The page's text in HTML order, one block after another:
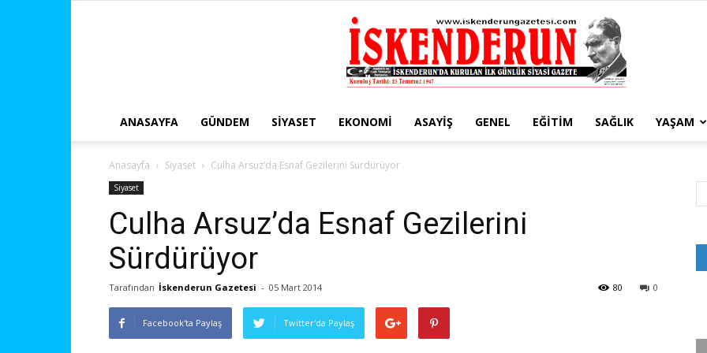
ANASAYFA GÜNDEM SIYASET EKONOMI ASAYIŞ GENEL EĞITIM SAĞLIK YAŞAM
Anasayfa Siyaset Culha Arsuz’da Esnaf Gezilerini Sürdürüyor
Siyaset
Culha Arsuz’da Esnaf Gezilerini
Sürdürüyor
Tarafından İskenderun Gazetesi - 05 Mart 2014 0
80
Facebook'ta Paylaş Twitter'da Paylaş